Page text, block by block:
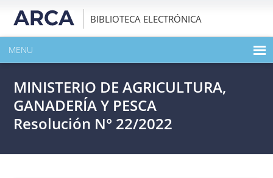
BIBLIOTECA ELECTRÓNICA
MENU
EXPANDIR TODO EL CONTENIDO DE LA PUBLICACIÓN
DESCARGAR PDF
MINISTERIO DE AGRICULTURA,
GANADERÍA Y PESCA
Resolución N° 22/2022